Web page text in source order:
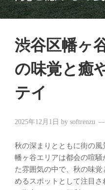
渋谷区幡ヶ
の味覚と癒
テイ
2025年12月1日 by softrenzu
秋の深まりとともに街の
幡ヶ谷エリアは都会の喧
た雰囲気の中で、秋の味
めるスポットとして注目